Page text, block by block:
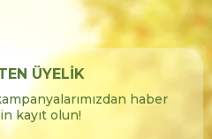
ÜYELİK
haber
kayıt olun!